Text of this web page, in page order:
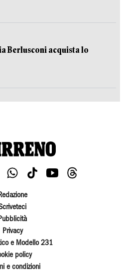
Berlusconi acquista lo
Redazione
Pubblicità
Privacy
e Modello 231
policy
e condizioni